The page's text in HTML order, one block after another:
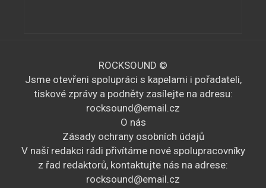
ROCKSOUND ©
Jsme otevřeni spolupráci s kapelami i pořadateli,
tiskové zprávy a podněty zasílejte na adresu:
rocksound@email.cz
O nás
Zásady ochrany osobních údajů
V naší redakci rádi přivítáme nové spolupracovníky
z řad redaktorů, kontaktujte nás na adrese:
rocksound@email.cz